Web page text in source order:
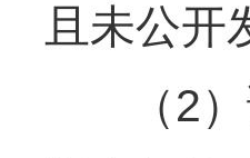
且未公开
（2）